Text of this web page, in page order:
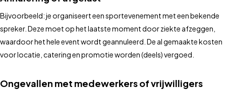
Bijvoorbeeld: je organiseert een sportevenement met een bekende
spreker. Deze moet op het laatste moment door ziekte afzeggen,
waardoor het hele event wordt geannuleerd. De al gemaakte kosten
voor locatie, catering en promotie worden (deels) vergoed.
Ongevallen met medewerkers of vrijwilligers